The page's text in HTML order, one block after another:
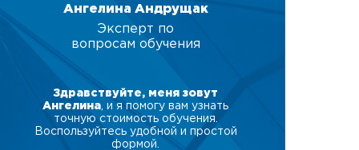
Ангелина Андрущак
Эксперт по
вопросам обучения
Здравствуйте, меня зовут
Ангелина , и я помогу вам узнать
точную стоимость обучения.
Воспользуйтесь удобной и простой
формой.